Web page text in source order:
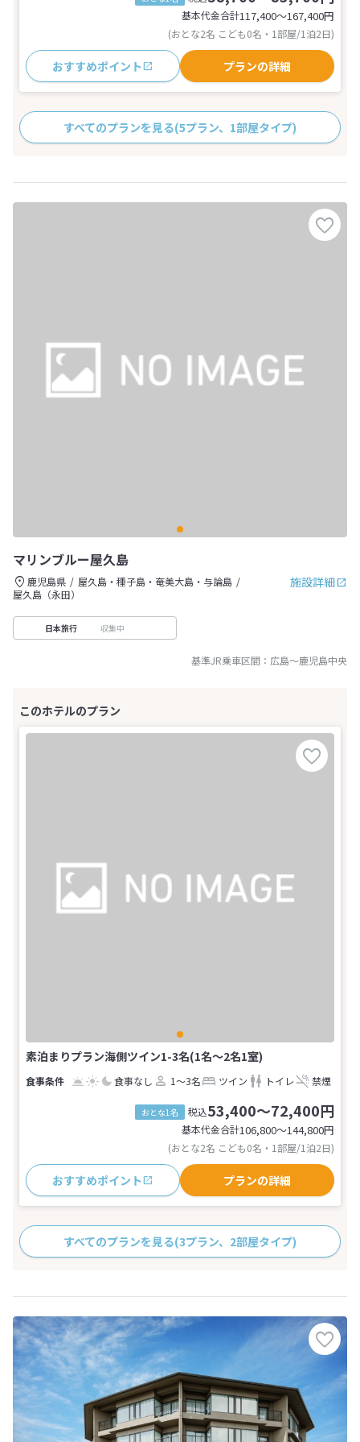
基本代金合計117,400〜167,400円
(おとな2名 こども0名・1部屋/1泊2日)
おすすめポイント プランの詳細
すべてのプランを見る(5プラン、1部屋タイプ)
マリンブルー屋久島
施設詳細
鹿児島県
屋久島・種子島・奄美大島・与論島
屋久島（永田）
日本旅行 収集中
基準JR乗車区間： 広島～鹿児島中央
素泊まりプラン海側ツイン1-3名(1名～2名1室)
食事なし 1～3名 ツイン トイレ 禁煙
おとな1名 税込53,400～72,400円
基本代金合計106,800〜144,800円
(おとな2名 こども0名・1部屋/1泊2日)
おすすめポイント プランの詳細
すべてのプランを見る(3プラン、2部屋タイプ)